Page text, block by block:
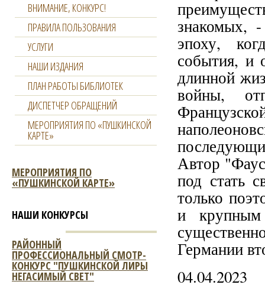
знакомых,
эпоху,
события, и
длинной
войны,
Автор
под стать
только
и крупным
Германии
04.04.2023
ВНИМАНИЕ, КОНКУРС!
ПРАВИЛА ПОЛЬЗОВАНИЯ
УСЛУГИ
НАШИ ИЗДАНИЯ
ПЛАН РАБОТЫ БИБЛИОТЕК
ДИСПЕТЧЕР ОБРАЩЕНИЙ
МЕРОПРИЯТИЯ ПО «ПУШКИНСКОЙ
КАРТЕ»
МЕРОПРИЯТИЯ ПО
«ПУШКИНСКОЙ КАРТЕ»
НАШИ КОНКУРСЫ
РАЙОННЫЙ
ПРОФЕССИОНАЛЬНЫЙ СМОТР-
КОНКУРС "ПУШКИНСКОЙ ЛИРЫ
НЕГАСИМЫЙ СВЕТ"